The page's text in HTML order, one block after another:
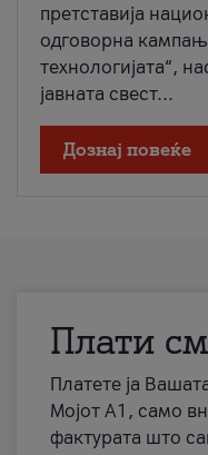
претставија
одговорна
технологијата“,
јавната свест...
Дознај повеќе
Плати
Платете ја
Мојот А1, само
фактурата што